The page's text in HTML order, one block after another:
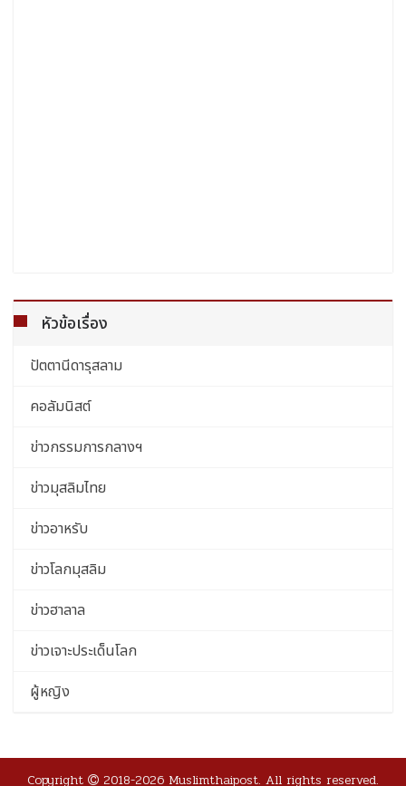
หัวข้อเรื่อง
ปัตตานีดารุสลาม
คอลัมนิสต์
ข่าวกรรมการกลางฯ
ข่าวมุสลิมไทย
ข่าวอาหรับ
ข่าวโลกมุสลิม
ข่าวฮาลาล
ข่าวเจาะประเด็นโลก
ผู้หญิง